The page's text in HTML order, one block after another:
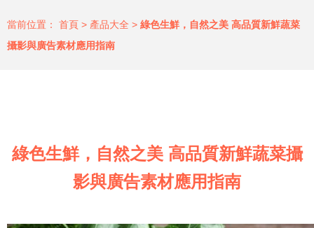
當前位置： 首頁 > 產品大全 > 綠色生鮮，自然之美 高品質新鮮蔬菜
攝影與廣告素材應用指南
綠色生鮮，自然之美 高品質新鮮蔬菜攝
影與廣告素材應用指南